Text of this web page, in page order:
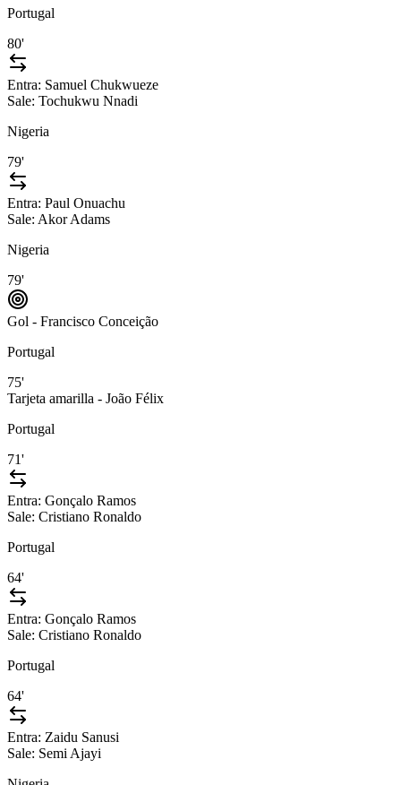
Portugal
80'
Entra: Samuel Chukwueze
Sale: Tochukwu Nnadi
Nigeria
79'
Entra: Paul Onuachu
Sale: Akor Adams
Nigeria
79'
Gol - Francisco Conceição
Portugal
75'
Tarjeta amarilla - João Félix
Portugal
71'
Entra: Gonçalo Ramos
Sale: Cristiano Ronaldo
Portugal
64'
Entra: Gonçalo Ramos
Sale: Cristiano Ronaldo
Portugal
64'
Entra: Zaidu Sanusi
Sale: Semi Ajayi